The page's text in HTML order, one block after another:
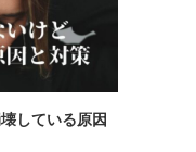
している原因